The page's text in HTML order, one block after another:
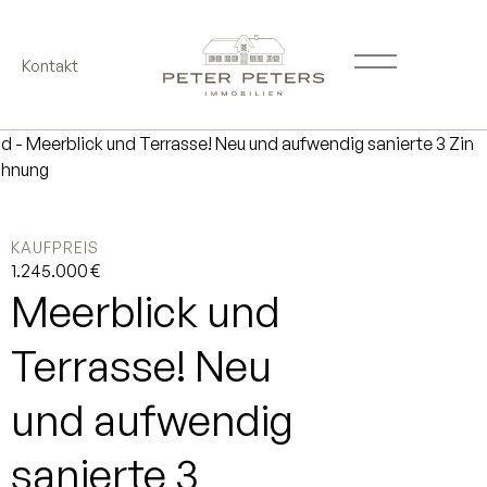
Kontakt
KAUFPREIS
1.245.000 €
Meerblick und
Terrasse! Neu
und aufwendig
sanierte 3